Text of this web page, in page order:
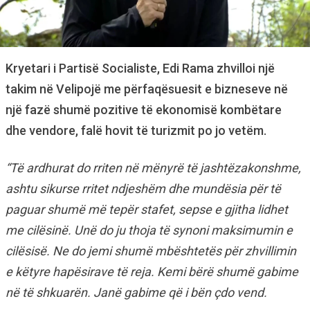
Kryetari i Partisë Socialiste, Edi Rama zhvilloi një
takim në Velipojë me përfaqësuesit e bizneseve në
një fazë shumë pozitive të ekonomisë kombëtare
dhe vendore, falë hovit të turizmit po jo vetëm.
“Të ardhurat do rriten në mënyrë të jashtëzakonshme,
ashtu sikurse rritet ndjeshëm dhe mundësia për të
paguar shumë më tepër stafet, sepse e gjitha lidhet
me cilësinë. Unë do ju thoja të synoni maksimumin e
cilësisë. Ne do jemi shumë mbështetës për zhvillimin
e këtyre hapësirave të reja. Kemi bërë shumë gabime
në të shkuarën. Janë gabime që i bën çdo vend.